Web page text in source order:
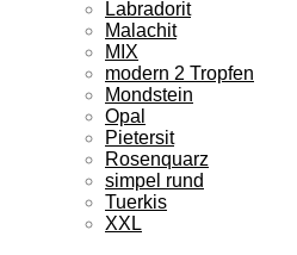
Labradorit
Malachit
MIX
modern 2 Tropfen
Mondstein
Opal
Pietersit
Rosenquarz
simpel rund
Tuerkis
XXL